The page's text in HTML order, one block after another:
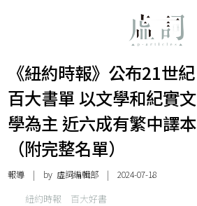
《紐約時報》公布21世紀
百大書單 以文學和紀實文
學為主 近六成有繁中譯本
（附完整名單）
報導 | by 虛詞編輯部 | 2024-07-18
紐約時報
百大好書